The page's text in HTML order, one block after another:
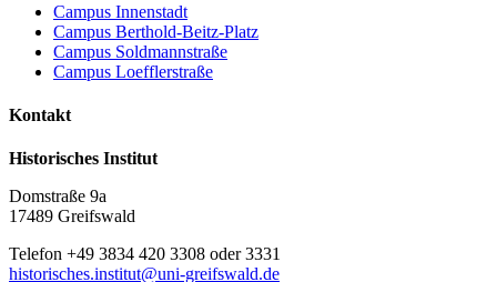
Campus Innenstadt
Campus Berthold-Beitz-Platz
Campus Soldmannstraße
Campus Loefflerstraße
Kontakt
Historisches Institut
Domstraße 9a
17489 Greifswald
Telefon +49 3834 420 3308 oder 3331
historisches.institut@uni-greifswald.de